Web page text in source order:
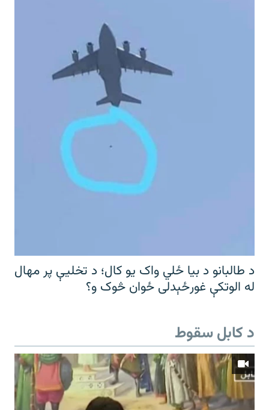
د طالبانو د بیا ځلي واک یو کال؛ د تخلیې پر مهال
له الوتکې غورځېدلی ځوان څوک و؟
د کابل سقوط